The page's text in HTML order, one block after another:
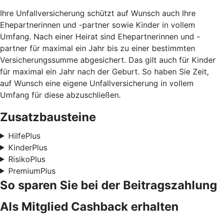
Ihre Unfallversicherung schützt auf Wunsch auch Ihre
Ehepartnerinnen und -partner sowie Kinder in vollem
Umfang. Nach einer Heirat sind Ehepartnerinnen und -
partner für maximal ein Jahr bis zu einer bestimmten
Versicherungssumme abgesichert. Das gilt auch für Kinder
für maximal ein Jahr nach der Geburt. So haben Sie Zeit,
auf Wunsch eine eigene Unfallversicherung in vollem
Umfang für diese abzuschließen.
Zusatzbausteine
HilfePlus
KinderPlus
RisikoPlus
PremiumPlus
So sparen Sie bei der Beitragszahlung
Als Mitglied Cashback erhalten